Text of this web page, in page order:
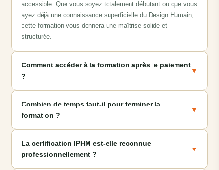
accessible. Que vous soyez totalement débutant ou que vous
ayez déjà une connaissance superficielle du Design Humain,
cette formation vous donnera une maîtrise solide et
structurée.
Comment accéder à la formation après le paiement
?
▼
Combien de temps faut-il pour terminer la
formation ?
▼
La certification IPHM est-elle reconnue
professionnellement ?
▼